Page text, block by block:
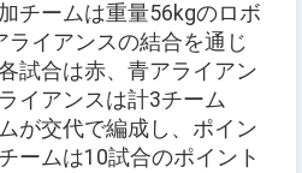
チームは重量56kgのロボ
ライアンスの結合を通じ
試合は赤、青アライアン
イアンスは計3チーム
が交代で編成し、ポイン
ームは10試合のポイント